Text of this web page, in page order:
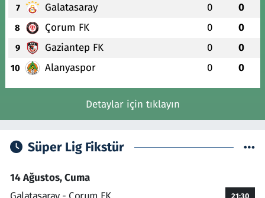
7 Galatasaray 0 0
8 Çorum FK 0 0
9 Gaziantep FK 0 0
10 Alanyaspor 0 0
Detaylar için tıklayın
Süper Lig Fikstür
14 Ağustos, Cuma
21:30